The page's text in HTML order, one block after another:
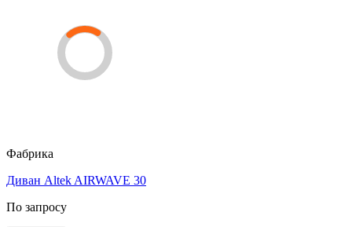
Фабрика
Диван Altek AIRWAVE 30
По запросу